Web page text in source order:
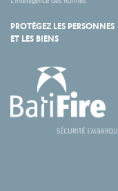
PROTÉGEZ LES PERSONNES
ET LES BIENS